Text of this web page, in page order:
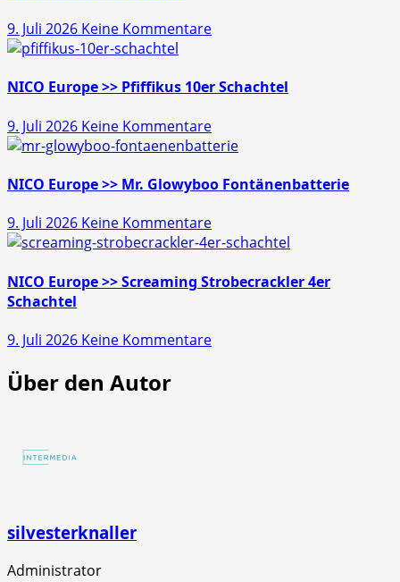
9. Juli 2026 Keine Kommentarezu
Gold
45s
NICO Europe >> Pfiffikus 10er Schachtel
9. Juli 2026 Keine Kommentarezu
NICO
>>
10er
Schachtel
NICO Europe >> Mr. Glowyboo Fontänenbatterie
9. Juli 2026 Keine Kommentarezu
NICO
>>
Fontänenbatterie
NICO Europe >> Screaming Strobecrackler 4er
Schachtel
9. Juli 2026 Keine Kommentarezu
Über den Autor
silvesterknaller
Administrator